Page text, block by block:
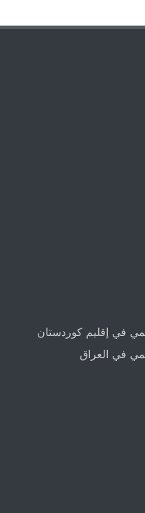
في إقليم كوردستان
في العراق